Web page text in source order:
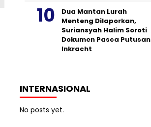
Dua Mantan Lurah
Menteng Dilaporkan,
Suriansyah Halim Soroti
Dokumen Pasca Putusan
Inkracht
INTERNASIONAL
No posts yet.